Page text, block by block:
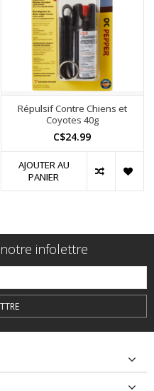
Répulsif Contre Chiens et
Coyotes 40g
C$24.99
AJOUTER AU
PANIER
infolettre